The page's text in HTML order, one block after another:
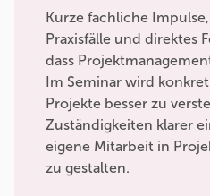
Kurze fachliche
Praxisfälle und direktes
dass
Im Seminar wird
Projekte besser zu
Zuständigkeiten klarer
eigene Mitarbeit in
zu gestalten.